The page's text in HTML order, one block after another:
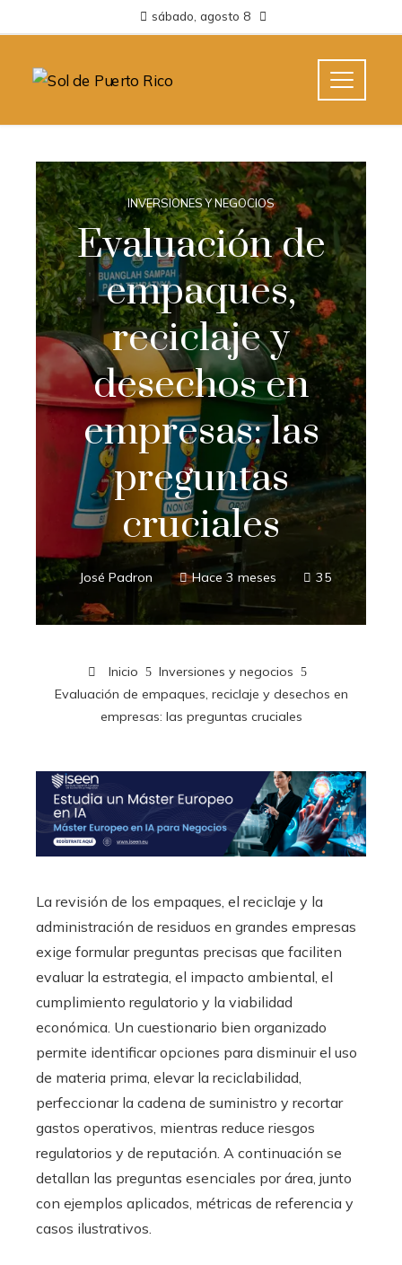
sábado, agosto 8
INVERSIONES Y NEGOCIOS
Evaluación de
empaques,
reciclaje y
desechos en
empresas: las
preguntas
cruciales
José Padron Hace 3 meses 35
Inicio
Inversiones y negocios
Evaluación de empaques, reciclaje y desechos en
empresas: las preguntas cruciales
La revisión de los empaques, el reciclaje y la
administración de residuos en grandes empresas
exige formular preguntas precisas que faciliten
evaluar la estrategia, el impacto ambiental, el
cumplimiento regulatorio y la viabilidad
económica. Un cuestionario bien organizado
permite identificar opciones para disminuir el uso
de materia prima, elevar la reciclabilidad,
perfeccionar la cadena de suministro y recortar
gastos operativos, mientras reduce riesgos
regulatorios y de reputación. A continuación se
detallan las preguntas esenciales por área, junto
con ejemplos aplicados, métricas de referencia y
casos ilustrativos.